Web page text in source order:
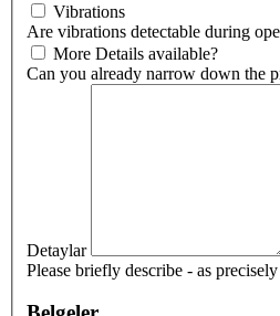
Vibrations
Are vibrations detectable during
More Details available?
Can you already narrow down the
Detaylar
Please briefly describe - as